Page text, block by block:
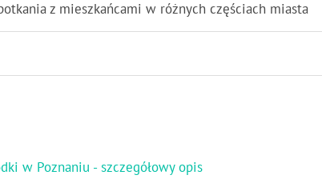
z mieszkańcami w różnych częściach miasta
w Poznaniu - szczegółowy opis